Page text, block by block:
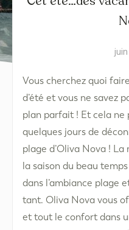
Vous cherchez quoi
d’été et vous ne savez
plan parfait ! Et cela ne
quelques jours de
plage d’Oliva Nova !
la saison du beau
dans l’ambiance plage
tant. Oliva Nova vous
et tout le confort dans